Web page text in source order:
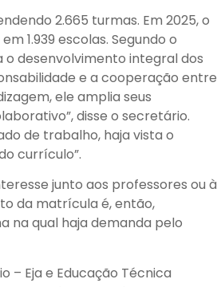
2.665 turmas. Em 2025, o
1.939 escolas. Segundo o
o desenvolvimento integral dos
e a cooperação entre
ele amplia seus
disse o secretário.
de trabalho, haja vista o
currículo”.
junto aos professores ou à
da matrícula é, então,
na qual haja demanda pelo
– Eja e Educação Técnica